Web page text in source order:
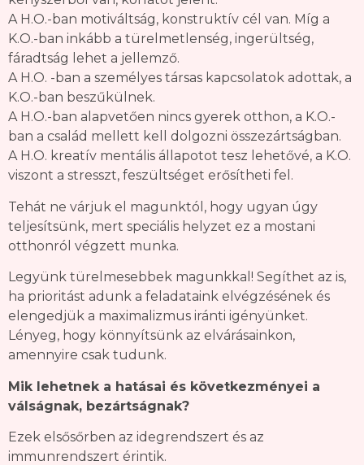
A H.O.-ban motiváltság, konstruktív cél van. Míg a
K.O.-ban inkább a türelmetlenség, ingerültség,
fáradtság lehet a jellemző.
A H.O. -ban a személyes társas kapcsolatok adottak, a
K.O.-ban beszűkülnek.
A H.O.-ban alapvetően nincs gyerek otthon, a K.O.-
ban a család mellett kell dolgozni összezártságban.
A H.O. kreatív mentális állapotot tesz lehetővé, a K.O.
viszont a stresszt, feszültséget erősítheti fel.
Tehát ne várjuk el magunktól, hogy ugyan úgy
teljesítsünk, mert speciális helyzet ez a mostani
otthonról végzett munka.
Legyünk türelmesebbek magunkkal! Segíthet az is,
ha prioritást adunk a feladataink elvégzésének és
elengedjük a maximalizmus iránti igényünket.
Lényeg, hogy könnyítsünk az elvárásainkon,
amennyire csak tudunk.
Mik lehetnek a hatásai és következményei a
válságnak, bezártságnak?
Ezek elsősőrben az idegrendszert és az
immunrendszert érintik.